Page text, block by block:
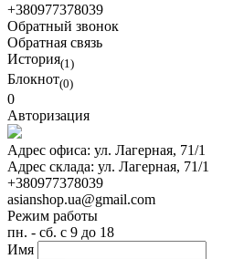
+380977378039
Обратный звонок
Обратная связь
История(1)
Блокнот(0)
0
Авторизация
Адрес офиса: ул. Лагерная, 71/1
Адрес склада: ул. Лагерная, 71/1
+380977378039
asianshop.ua@gmail.com
Режим работы
пн. - сб. с 9 до 18
Имя